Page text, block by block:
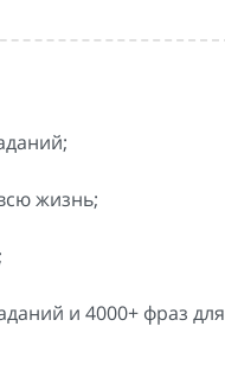
жизнь;
и 4000+ фраз для